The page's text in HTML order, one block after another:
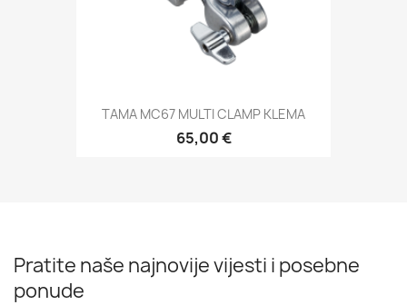
TAMA MC67 MULTI CLAMP KLEMA
65,00 €
Pratite naše najnovije vijesti i posebne
ponude